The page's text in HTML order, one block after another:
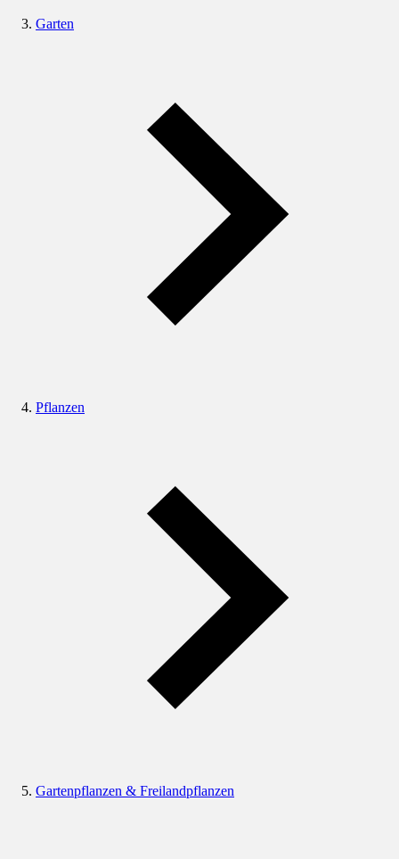
Garten
Pflanzen
Gartenpflanzen & Freilandpflanzen